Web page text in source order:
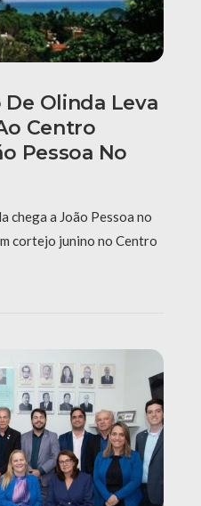
Olinda Leva
Centro
Pessoa No
chega a João Pessoa no
cortejo junino no Centro